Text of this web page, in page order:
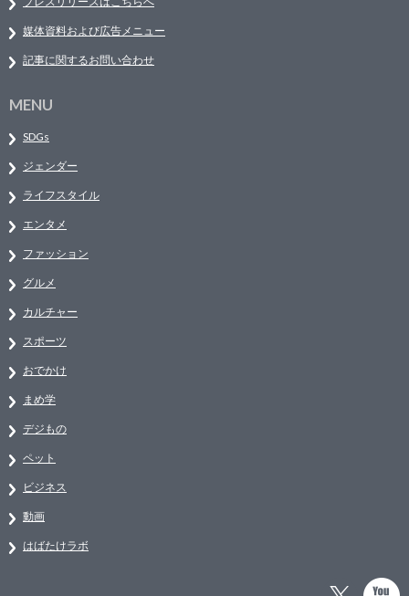
媒体資料および広告メニュー
記事に関するお問い合わせ
MENU
SDGs
ジェンダー
ライフスタイル
エンタメ
ファッション
グルメ
カルチャー
スポーツ
おでかけ
まめ学
デジもの
ペット
ビジネス
動画
はばたけラボ